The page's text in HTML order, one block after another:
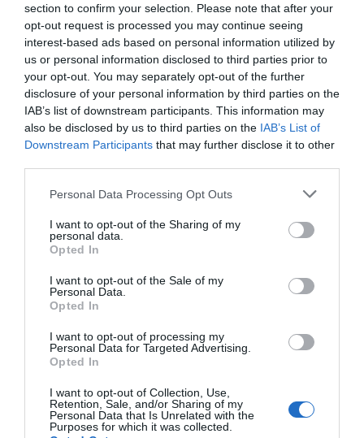
section to confirm your selection. Please note that after your
opt-out request is processed you may continue seeing
interest-based ads based on personal information utilized by
us or personal information disclosed to third parties prior to
your opt-out. You may separately opt-out of the further
disclosure of your personal information by third parties on the
IAB’s list of downstream participants. This information may
also be disclosed by us to third parties on the IAB’s List of
Downstream Participants that may further disclose it to other
Personal Data Processing Opt Outs
I want to opt-out of the Sharing of my
personal data.
Opted In
I want to opt-out of the Sale of my
Personal Data.
Opted In
I want to opt-out of processing my
Personal Data for Targeted Advertising.
Opted In
I want to opt-out of Collection, Use,
Retention, Sale, and/or Sharing of my
Personal Data that Is Unrelated with the
Purposes for which it was collected.